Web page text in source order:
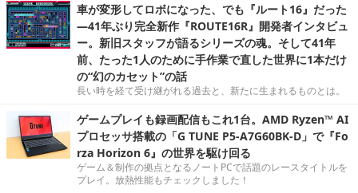
車が変形してロボになった、でも『ルート16』だった
―41年ぶり完全新作『ROUTE16R』開発者インタビュ
ー。新旧スタッフが語るシリーズの魂。そして41年
前、たった1人のために手作業で直した世界に1本だけ
の“幻のカセット”の話
長い時を経て受け継がれる過去と、新たに生まれるものとは。
ゲームプレイも録画配信もこれ1台。AMD Ryzen™ AI
プロセッサ搭載の「G TUNE P5-A7G60BK-D」で『Fo
rza Horizon 6』の世界を駆け回る
ゲーム＆制作の拠点となるノートPCで話題のレースタイトルを
プレイ。放熱性能もチェックしました！